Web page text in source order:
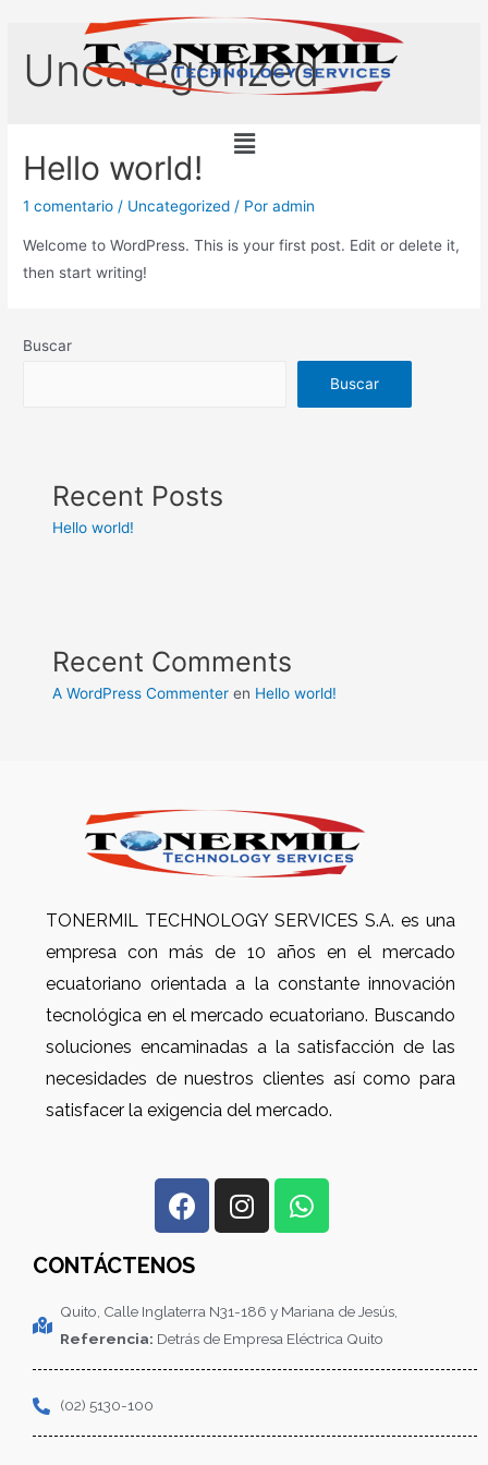
Uncategorized
Hello world!
1 comentario / Uncategorized / Poradmin
Welcome to WordPress. This is your first post. Edit or delete it,
then start writing!
Buscar
Buscar
Recent Posts
Hello world!
Recent Comments
A WordPress Commenter en Hello world!
TONERMIL TECHNOLOGY SERVICES S.A. es una
empresa con más de 10 años en el mercado
ecuatoriano orientada a la constante innovación
tecnológica en el mercado ecuatoriano. Buscando
soluciones encaminadas a la satisfacción de las
necesidades de nuestros clientes así como para
satisfacer la exigencia del mercado.
CONTÁCTENOS
Quito, Calle Inglaterra N31-186 y Mariana de Jesús,
Referencia: Detrás de Empresa Eléctrica Quito
(02) 5130-100